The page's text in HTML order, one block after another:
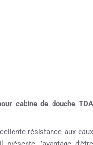
cabine de douche TDA
résistance aux eaux